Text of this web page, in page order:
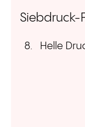
Siebdruck-
Helle